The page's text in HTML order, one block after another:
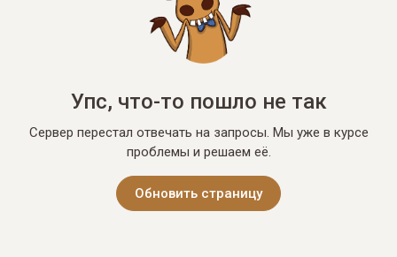
Упс, что-то пошло не так
Сервер перестал отвечать на запросы. Мы уже в курсе
проблемы и решаем её.
Обновить страницу